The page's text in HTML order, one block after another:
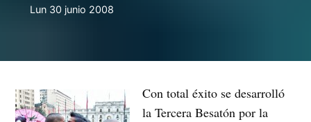
Lun 30 junio 2008
Con total éxito se desarrolló
la Tercera Besatón por la